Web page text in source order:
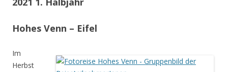
Hohes Venn – Eifel
Im
Herbst